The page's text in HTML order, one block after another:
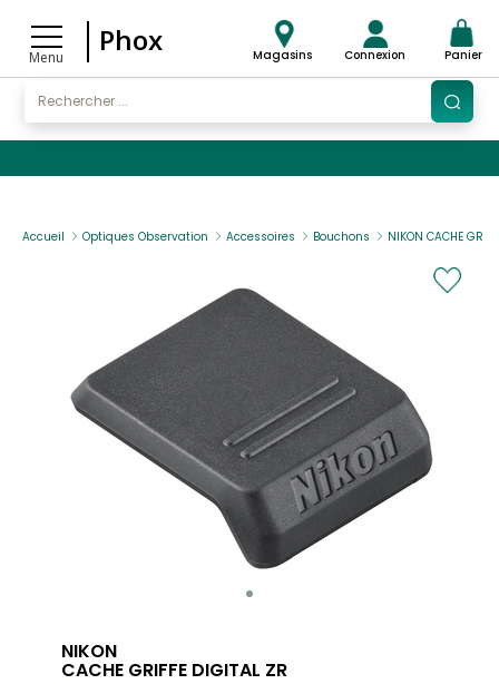
Menu
Phox Magasins Connexion Panier
Accueil Optiques Observation Accessoires Bouchons NIKON CACHE
NIKON
CACHE GRIFFE DIGITAL ZR